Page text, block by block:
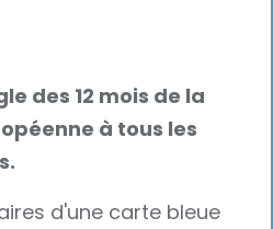
des 12 mois de la
à tous les
d'une carte bleue